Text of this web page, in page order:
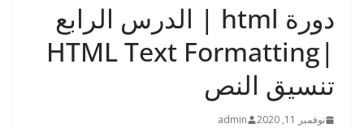
دورة html | الدرس الرابع
|HTML Text Formatting
تنسيق النص
نوفمبر 11, 2020 admin